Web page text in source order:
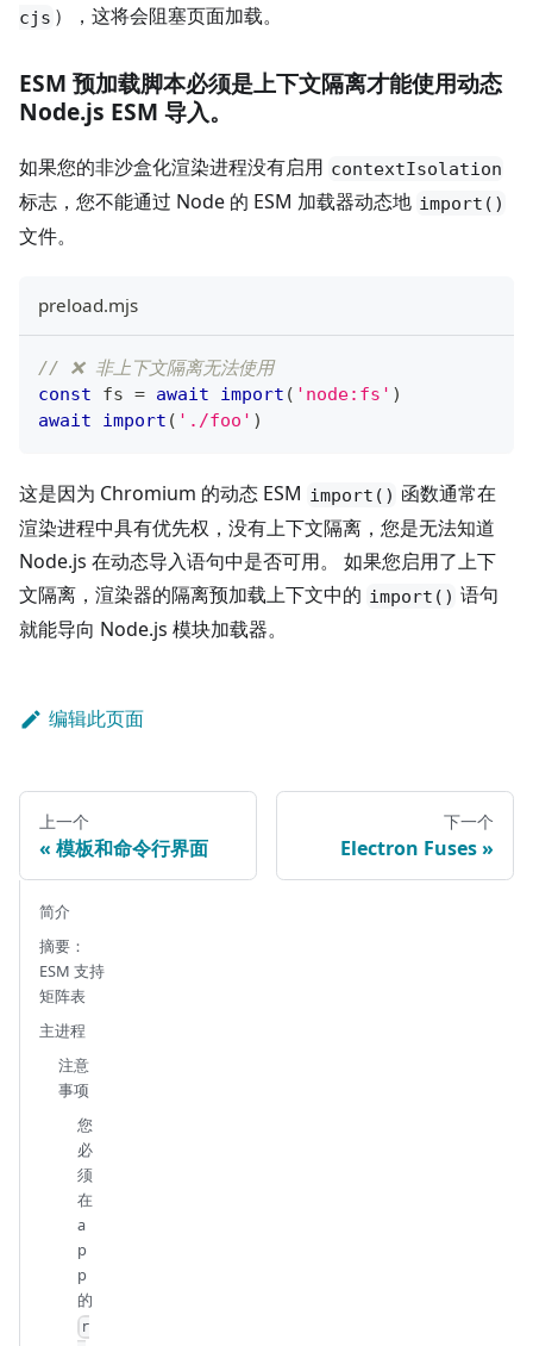
cjs ），这将会阻塞页面加载。
ESM 预加载脚本必须是上下文隔离才能使用动态
Node.js ESM 导入。
如果您的非沙盒化渲染进程没有启用 contextIsolation
标志，您不能通过 Node 的 ESM 加载器动态地 import()
文件。
preload.mjs
// ❌ 非上下文隔离无法使用
const fs = await import ( 'node:fs' )
await
import ( './foo' )
这是因为 Chromium 的动态 ESM import() 函数通常在
渲染进程中具有优先权，没有上下文隔离，您是无法知道
Node.js 在动态导入语句中是否可用。 如果您启用了上下
文隔离，渲染器的隔离预加载上下文中的 import() 语句
就能导向 Node.js 模块加载器。
编辑此页面
上一个
模板和命令行界面
下一个
Electron Fuses
简介
摘要：
ESM 支持
矩阵表
主进程
注意
事项
您
必
须
在
a
p
p
的
r